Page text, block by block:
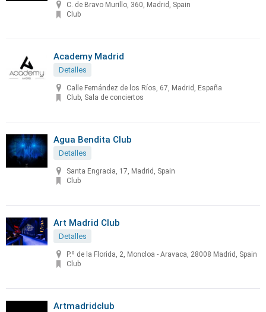
C. de Bravo Murillo, 360, Madrid, Spain
Club
Academy Madrid
Detalles
Calle Fernández de los Ríos, 67, Madrid, España
Club, Sala de conciertos
Agua Bendita Club
Detalles
Santa Engracia, 17, Madrid, Spain
Club
Art Madrid Club
Detalles
P.º de la Florida, 2, Moncloa - Aravaca, 28008 Madrid, Spain
Club
Artmadridclub